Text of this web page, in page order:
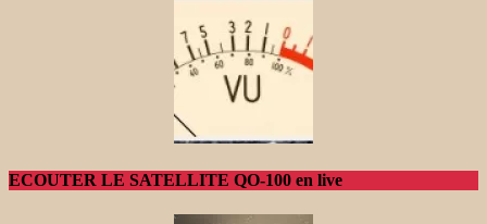
ECOUTER LE SATELLITE QO-100 en live